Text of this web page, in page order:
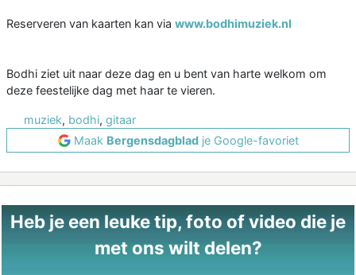
Reserveren van kaarten kan via www.bodhimuziek.nl
Bodhi ziet uit naar deze dag en u bent van harte welkom om
deze feestelijke dag met haar te vieren.
muziek, bodhi, gitaar
Maak Bergensdagbladje Google-favoriet
Heb je een leuke tip, foto of video die je
met ons wilt delen?